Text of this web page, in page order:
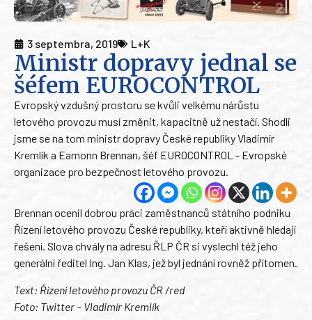
3 septembra, 2019 L+K
Ministr dopravy jednal se
šéfem EUROCONTROL
Evropský vzdušný prostoru se kvůli velkému nárůstu
letového provozu musí změnit, kapacitně už nestačí. Shodli
jsme se na tom ministr dopravy České republiky Vladimír
Kremlík a Eamonn Brennan, šéf EUROCONTROL - Evropské
organizace pro bezpečnost letového provozu.
Brennan ocenil dobrou práci zaměstnanců státního podniku
Řízení letového provozu České republiky, kteří aktivně hledají
řešení. Slova chvály na adresu ŘLP ČR si vyslechl též jeho
generální ředitel Ing. Jan Klas, jež byl jednání rovněž přítomen.
Text: Řízení letového provozu ČR /red
Foto: Twitter – Vladimír Kremlík